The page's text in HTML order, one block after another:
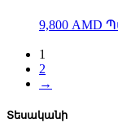
9,800 AMD
1
2
→
Տեսականի